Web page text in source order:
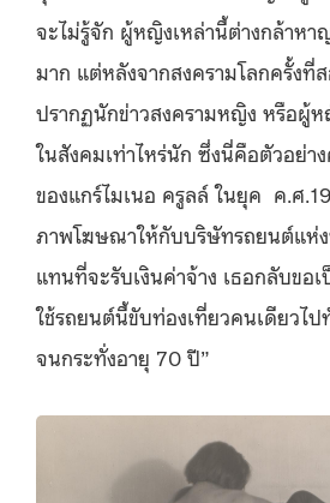
จะไม่รู้จัก ผู้หญิงเหล่านี้ต่างกล้าหา
มาก แต่หลังจากสงครามโลกครั้งที่
ปรากฏนักข่าวสงครามหญิง หรือผู้
ในสังคมเท่าไหร่นัก ซึ่งนี่คือตัวอย่า
ของแกร์ไมเนอ ครูลล์ ในยุค ค.ศ
ภาพโฆษณาให้กับบริษัทรถยนต์แห่ง
แทนที่จะรับเงินค่าจ้าง เธอกลับขอ
ใช้รถยนต์นี้ขับท่องเที่ยวคนเดียวไ
จนกระทั่งอายุ 70 ปี”